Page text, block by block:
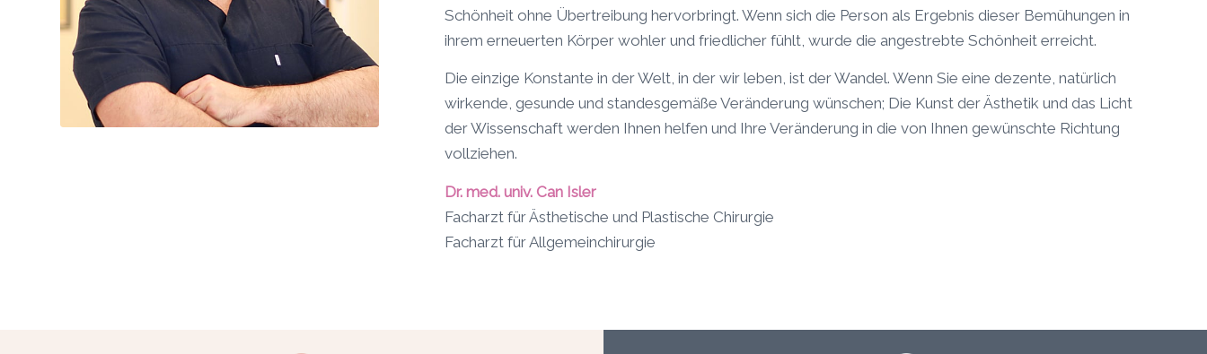
Schönheit ohne Übertreibung hervorbringt. Wenn sich die Person als Ergebnis dieser Bemühungen in
ihrem erneuerten Körper wohler und friedlicher fühlt, wurde die angestrebte Schönheit erreicht.
Die einzige Konstante in der Welt, in der wir leben, ist der Wandel. Wenn Sie eine dezente, natürlich
wirkende, gesunde und standesgemäße Veränderung wünschen; Die Kunst der Ästhetik und das Licht
der Wissenschaft werden Ihnen helfen und Ihre Veränderung in die von Ihnen gewünschte Richtung
vollziehen.
Dr. med. univ. Can Isler
Facharzt für Ästhetische und Plastische Chirurgie
Facharzt für Allgemeinchirurgie